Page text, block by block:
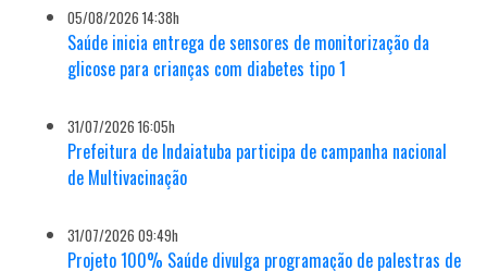
05/08/2026 14:38h
Saúde inicia entrega de sensores de monitorização da
glicose para crianças com diabetes tipo 1
31/07/2026 16:05h
Prefeitura de Indaiatuba participa de campanha nacional
de Multivacinação
31/07/2026 09:49h
Projeto 100% Saúde divulga programação de palestras de